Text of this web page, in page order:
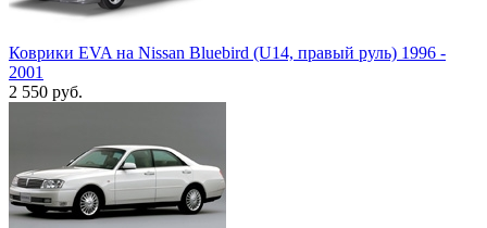
Коврики EVA на Nissan Bluebird (U14, правый руль) 1996 -
2001
2 550 руб.